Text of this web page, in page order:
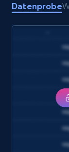
Amazon
URL, Title
amazon,
Datenprobe